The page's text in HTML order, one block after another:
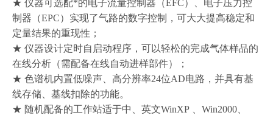
★ 仪器可选配*的电子流量控制器（EFC）、电子压力控
制器（EPC）实现了气路的数字控制，可大大提高稳定和
定量结果的重现性；
★ 仪器设计定时自启动程序，可以轻松的完成气体样品的
在线分析（需配备在线自动进样部件）；
★ 色谱机内置低噪声、高分辨率24位AD电路，并具有基
线存储、基线扣除的功能。
★ 随机配备的工作站适于中、英文WinXP 、Win2000、